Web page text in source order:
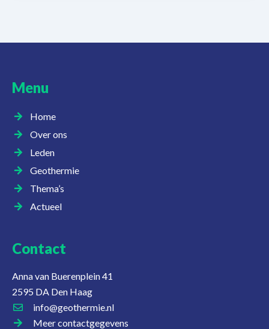
Menu
Home
Over ons
Leden
Geothermie
Thema’s
Actueel
Contact
Anna van Buerenplein 41
2595 DA Den Haag
info@geothermie.nl
Meer contactgegevens